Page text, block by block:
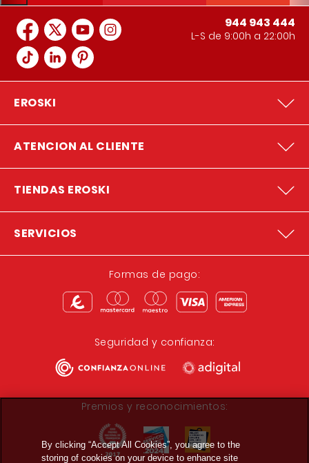
944 943 444
L-S de 9:00h a 22:00h
EROSKI
ATENCION AL CLIENTE
TIENDAS EROSKI
SERVICIOS
Formas de pago:
Seguridad y confianza:
Premios y reconocimientos:
By clicking “Accept All Cookies”, you agree to the
storing of cookies on your device to enhance site